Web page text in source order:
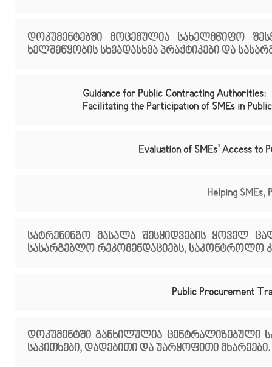
დოკუმენტებში მოცემულია სახელმწიფო
ხელშეწყობის სხვადასხვა პრაქტიკები და
Guidance for Public Contracting Authorities:
Facilitating the Participation of SMEs in
Evaluation of SMEs’ Access to
Helping SMEs,
სატრენინგო მასალა შესყიდვების ყოველ
სასარგებლო რეკომენდაციებს, საკონტროლო
Public Procurement
დოკუმენტში განხილულია ცენტრალიზებული
საკითხები, დადებითი და უარყოფითი მხარეები.